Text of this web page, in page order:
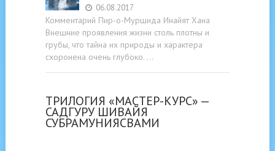
06.08.2017
Комментарий Пир-о-Муршида Инайят Хана
Внешние проявления жизни столь плотны и
грубы, что тайна их природы и характера
схоронена очень глубоко. …
ТРИЛОГИЯ «МАСТЕР-КУРС» —
САДГУРУ ШИВАЙЯ
СУБРАМУНИЯСВАМИ